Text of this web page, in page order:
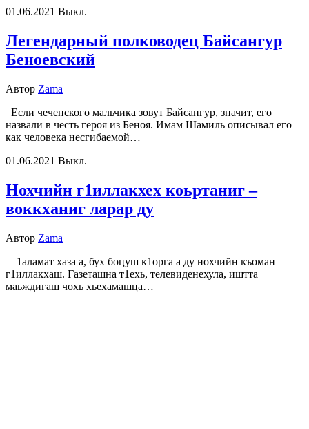
01.06.2021 Выкл.
Легендарный полководец Байсангур
Беноевский
Автор Zama
Если чеченского мальчика зовут Байсангур, значит, его
назвали в честь героя из Беноя. Имам Шамиль описывал его
как человека несгибаемой…
01.06.2021 Выкл.
Нохчийн г1иллакхех коьртаниг –
воккханиг ларар ду
Автор Zama
1аламат хаза а, бух боцуш к1орга а ду нохчийн къоман
г1иллакхаш. Газеташна т1ехь, телевиденехула, иштта
маьждигаш чохь хьехамашца…